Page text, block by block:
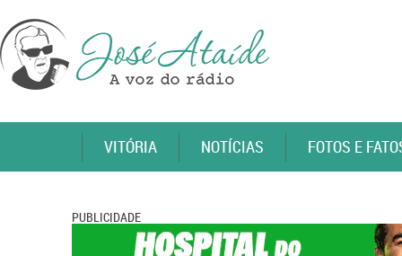
VITÓRIA NOTÍCIAS FOTOS E
PUBLICIDADE